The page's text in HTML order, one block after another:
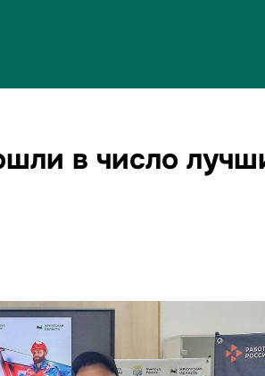
в число